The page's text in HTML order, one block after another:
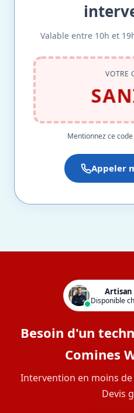
Valable entre 10h et
VOTRE
Mentionnez ce
Appeler
Artisan
Disponible
Besoin d'un
Comines
Intervention en moins
Devis